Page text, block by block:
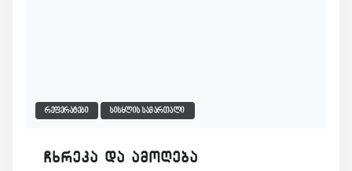
ᲠᲔᲤᲔᲠᲐᲢᲔᲑᲘ ᲡᲘᲡᲮᲚᲘᲡ ᲡᲐᲛᲐᲠᲗᲐᲚᲘ
ჩხრეკა და ამოღება